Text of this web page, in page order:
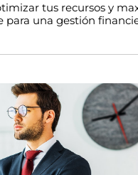
tus recursos y
para una gestión